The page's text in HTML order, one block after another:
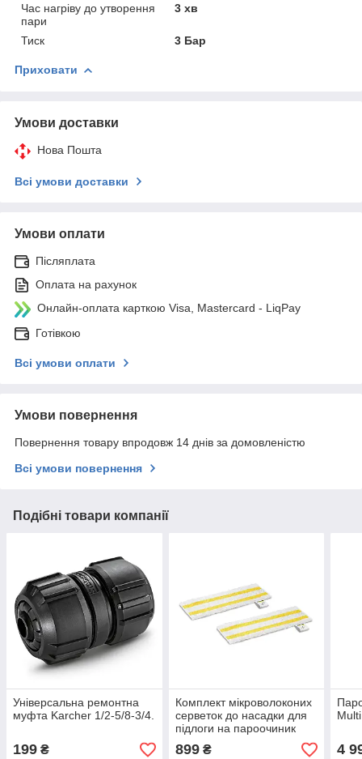
Час нагріву до утворення
пари
3 хв
Тиск 3 Бар
Приховати
Умови доставки
Нова Пошта
Всі умови доставки
Умови оплати
Післяплата
Оплата на рахунок
Онлайн-оплата карткою Visa, Mastercard - LiqPay
Готівкою
Всі умови оплати
Умови повернення
Повернення товару впродовж 14 днів за домовленістю
Всі умови повернення
Подібні товари компанії
Універсальна ремонтна
муфта Karcher 1/2-5/8-3/4.
199 ₴
Комплект мікроволоконих
серветок до насадки для
підлоги на пароочиник
Karcher EASYFIX
899₴ 4